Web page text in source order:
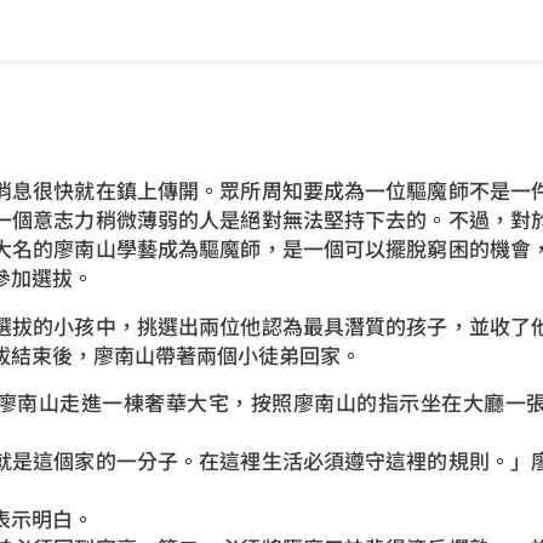
息很快就在鎮上傳開。眾所周知要成為一位驅魔師不是一
個意志力稍微薄弱的人是絕對無法堅持下去的。不過，對
名的廖南山學藝成為驅魔師，是一個可以擺脫窮困的機會
選拔。
拔的小孩中，挑選出兩位他認為最具潛質的孩子，並收了
束後，廖南山帶著兩個小徒弟回家。
南山走進一棟奢華大宅，按照廖南山的指示坐在大廳一
是這個家的一分子。在這裡生活必須遵守這裡的規則。」
明白。